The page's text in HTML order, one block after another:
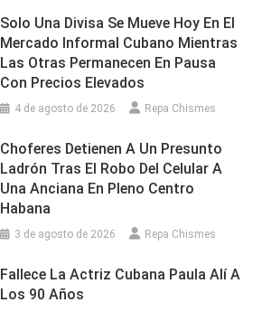
Solo Una Divisa Se Mueve Hoy En El
Mercado Informal Cubano Mientras
Las Otras Permanecen En Pausa
Con Precios Elevados
4 de agosto de 2026 Repa Chismes
Choferes Detienen A Un Presunto
Ladrón Tras El Robo Del Celular A
Una Anciana En Pleno Centro
Habana
3 de agosto de 2026 Repa Chismes
Fallece La Actriz Cubana Paula Alí A
Los 90 Años